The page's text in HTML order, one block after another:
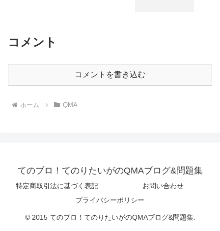
コメント
コメントを書き込む
ホーム QMA
てのブロ！てのりたいがのQMAブログ&問題集
特定商取引法に基づく表記
お問い合わせ
プライバシーポリシー
© 2015 てのブロ！てのりたいがのQMAブログ&問題集.